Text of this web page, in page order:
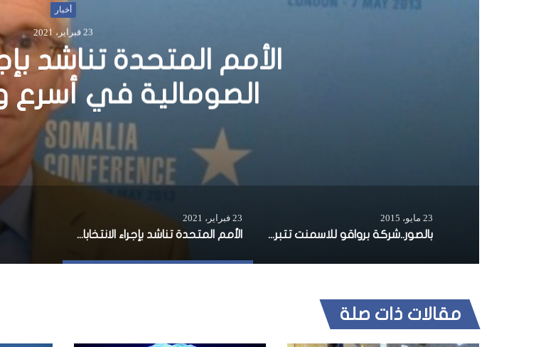
بالصور..شركة برواقو
40 ألف دولار للاجئين
وتسلمه نقدا
23 مايو، 2015
بالصور..شركة برواقو للاسمنت تتبرع بـ 40 ألف دولار للاجئين الفارين من اليمن وتسلمه نقدا لمؤسسة المنهاج
23 فبراير، 2021
الأمم المتحدة تناشد بإجراء الانتخابات الصومالية في أسرع وقت ممكن
مقالات ذات صلة